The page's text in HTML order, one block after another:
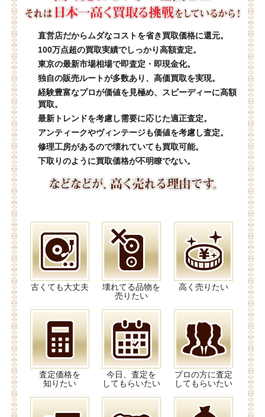
直営店だからムダなコストを省き買取価格に還元。
100万点超の買取実績でしっかり高額査定。
東京の最新市場相場で即査定・即現金化。
独自の販売ルートが多数あり、高価買取を実現。
経験豊富なプロが価値を見極め、スピーディーに高額
買取。
最新トレンドを考慮し需要に応じた適正査定。
アンティークやヴィンテージも価値を考慮し査定。
修理工房があるので壊れていても買取可能。
下取りのように買取価格が不明瞭でない。
古くても大丈夫
壊れてる品物を
売りたい
高く売りたい
査定価格を
知りたい
今日、査定を
してもらいたい
プロの方に査定
してもらいたい